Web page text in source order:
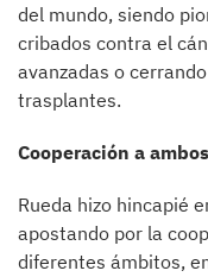
del mundo, siendo
cribados contra el
avanzadas o
trasplantes.
Cooperación a
Rueda hizo hincapié
apostando por la
diferentes ámbitos,